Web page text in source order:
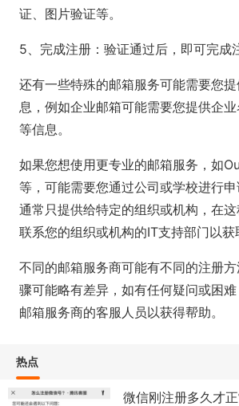
证、图片验证等。
5、完成注册：验证通过后，即可完成
还有一些特殊的邮箱服务可能需要您
息，例如企业邮箱可能需要您提供企
等信息。
如果您想使用更专业的邮箱服务，如
等，可能需要您通过公司或学校进行
通常只提供给特定的组织或机构，在
联系您的组织或机构的IT支持部门以获
不同的邮箱服务商可能有不同的注册
骤可能略有差异，如有任何疑问或困
邮箱服务商的客服人员以获得帮助。
热点
微信刚注册多久才